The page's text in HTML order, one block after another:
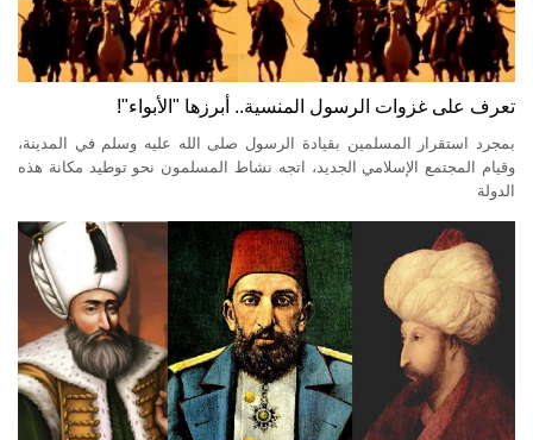
تعرف على غزوات الرسول المنسية.. أبرزها "الأبواء"!
بمجرد استقرار المسلمين بقيادة الرسول صلى الله عليه وسلم في المدينة،
وقيام المجتمع الإسلامي الجديد، اتجه نشاط المسلمون نحو توطيد مكانة هذه
الدولة